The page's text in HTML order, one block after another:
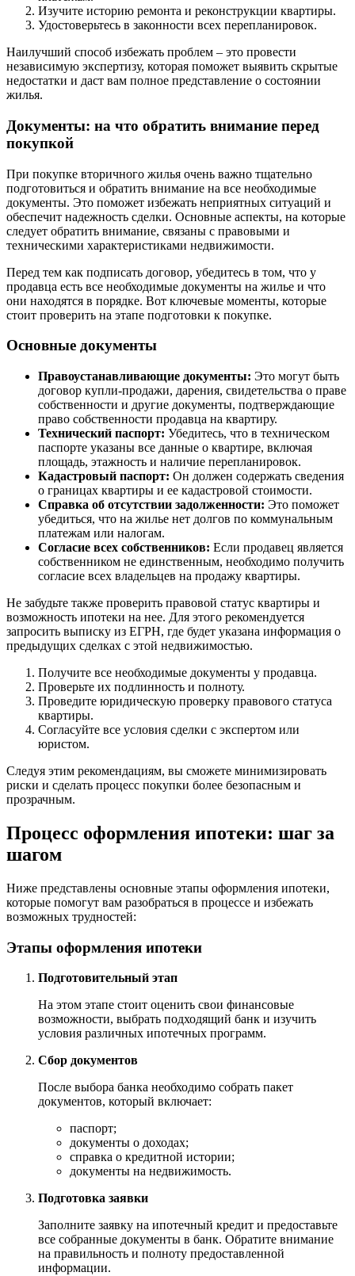
Изучите историю ремонта и реконструкции квартиры.
Удостоверьтесь в законности всех перепланировок.
Наилучший способ избежать проблем – это провести
независимую экспертизу, которая поможет выявить скрытые
недостатки и даст вам полное представление о состоянии
жилья.
Документы: на что обратить внимание перед
покупкой
При покупке вторичного жилья очень важно тщательно
подготовиться и обратить внимание на все необходимые
документы. Это поможет избежать неприятных ситуаций и
обеспечит надежность сделки. Основные аспекты, на которые
следует обратить внимание, связаны с правовыми и
техническими характеристиками недвижимости.
Перед тем как подписать договор, убедитесь в том, что у
продавца есть все необходимые документы на жилье и что
они находятся в порядке. Вот ключевые моменты, которые
стоит проверить на этапе подготовки к покупке.
Основные документы
Правоустанавливающие документы: Это могут быть
договор купли-продажи, дарения, свидетельства о праве
собственности и другие документы, подтверждающие
право собственности продавца на квартиру.
Технический паспорт: Убедитесь, что в техническом
паспорте указаны все данные о квартире, включая
площадь, этажность и наличие перепланировок.
Кадастровый паспорт: Он должен содержать сведения
о границах квартиры и ее кадастровой стоимости.
Справка об отсутствии задолженности: Это поможет
убедиться, что на жилье нет долгов по коммунальным
платежам или налогам.
Согласие всех собственников: Если продавец является
собственником не единственным, необходимо получить
согласие всех владельцев на продажу квартиры.
Не забудьте также проверить правовой статус квартиры и
возможность ипотеки на нее. Для этого рекомендуется
запросить выписку из ЕГРН, где будет указана информация о
предыдущих сделках с этой недвижимостью.
Получите все необходимые документы у продавца.
Проверьте их подлинность и полноту.
Проведите юридическую проверку правового статуса
квартиры.
Согласуйте все условия сделки с экспертом или
юристом.
Следуя этим рекомендациям, вы сможете минимизировать
риски и сделать процесс покупки более безопасным и
прозрачным.
Процесс оформления ипотеки: шаг за
шагом
Ниже представлены основные этапы оформления ипотеки,
которые помогут вам разобраться в процессе и избежать
возможных трудностей:
Этапы оформления ипотеки
Подготовительный этап
На этом этапе стоит оценить свои финансовые
возможности, выбрать подходящий банк и изучить
условия различных ипотечных программ.
Сбор документов
После выбора банка необходимо собрать пакет
документов, который включает:
паспорт;
документы о доходах;
справка о кредитной истории;
документы на недвижимость.
Подготовка заявки
Заполните заявку на ипотечный кредит и предоставьте
все собранные документы в банк. Обратите внимание
на правильность и полноту предоставленной
информации.